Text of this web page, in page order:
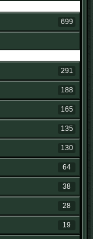
699
291
188
165
135
130
64
38
28
19